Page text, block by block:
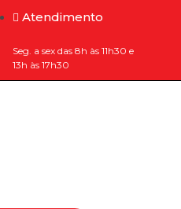
Atendimento
Seg. a sex das 8h às 11h30 e
13h às 17h30